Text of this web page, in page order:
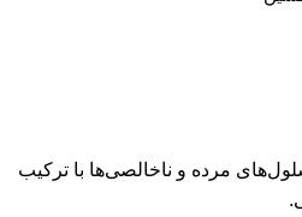
مرده و ناخالصی‌ها با ترکیب